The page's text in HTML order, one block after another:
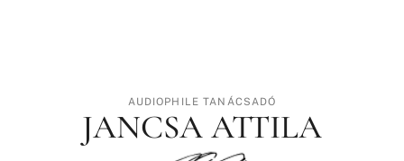
AUDIOPHILE TANÁCSADÓ
JANCSA ATTILA